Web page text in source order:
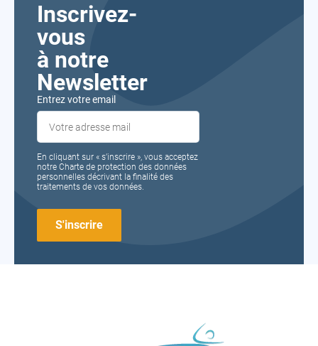
Inscrivez-
vous
à notre
Newsletter
Entrez votre email
En cliquant sur « s’inscrire », vous acceptez
notre Charte de protection des données
personnelles décrivant la finalité des
traitements de vos données.